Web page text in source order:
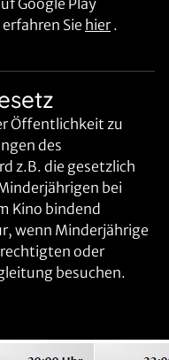
Google Play
Sie hier.
Öffentlichkeit zu
des
z.B. die gesetzlich
bei
Kino bindend
wenn Minderjährige
oder
besuchen.